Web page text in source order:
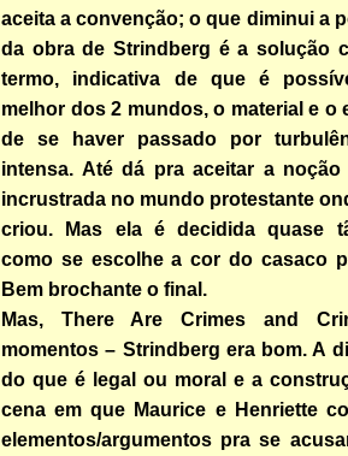
aceita a convenção; o que diminui a
da obra de Strindberg é a solução
termo, indicativa de que é
melhor dos 2 mundos, o material e o
de se haver passado por
intensa. Até dá pra aceitar a noção
incrustrada no mundo protestante
criou. Mas ela é decidida quase
como se escolhe a cor do casaco
Bem brochante o final.
Mas, There Are Crimes and
momentos – Strindberg era bom. A
do que é legal ou moral e a
cena em que Maurice e Henriette
elementos/argumentos pra se